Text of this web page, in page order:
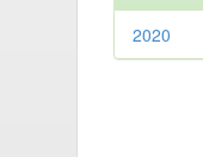
2020